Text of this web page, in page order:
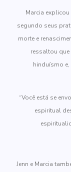
Marcia
segundo seus
morte e
ressaltou
hinduísmo
“Você está se
espiritual
Jenn e Marcia